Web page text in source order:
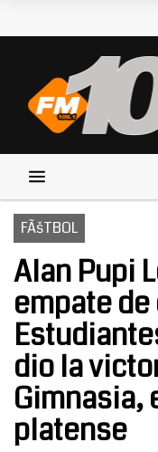
FÃšTBOL
Alan Pupi
empate
dio la
Gimnasia,
platense